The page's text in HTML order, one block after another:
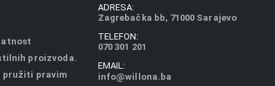
proizvoda.
pružiti pravim
ADRESA:
Zagrebačka bb, 71000 Sarajevo
TELEFON:
070 301 201
EMAIL:
info@willona.ba